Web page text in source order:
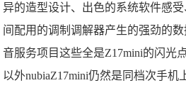
异的造型设计、出色的系统软件感
间配用的调制调解器产生的强劲的
音服务项目这些全是Z17mini的闪光
以外nubiaZ17mini仍然是同档次手机